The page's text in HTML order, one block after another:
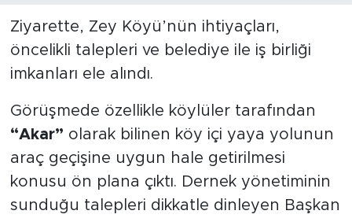
Ziyarette, Zey Köyü’nün ihtiyaçları,
öncelikli talepleri ve belediye ile iş birliği
imkanları ele alındı.
Görüşmede özellikle köylüler tarafından
“Akar” olarak bilinen köy içi yaya yolunun
araç geçişine uygun hale getirilmesi
konusu ön plana çıktı. Dernek yönetiminin
sunduğu talepleri dikkatle dinleyen Başkan